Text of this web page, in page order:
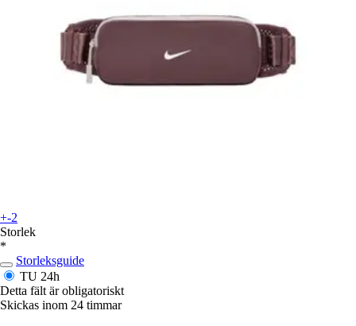
+-2
Storlek
*
Storleksguide
TU 24h
Detta fält är obligatoriskt
Skickas inom 24 timmar